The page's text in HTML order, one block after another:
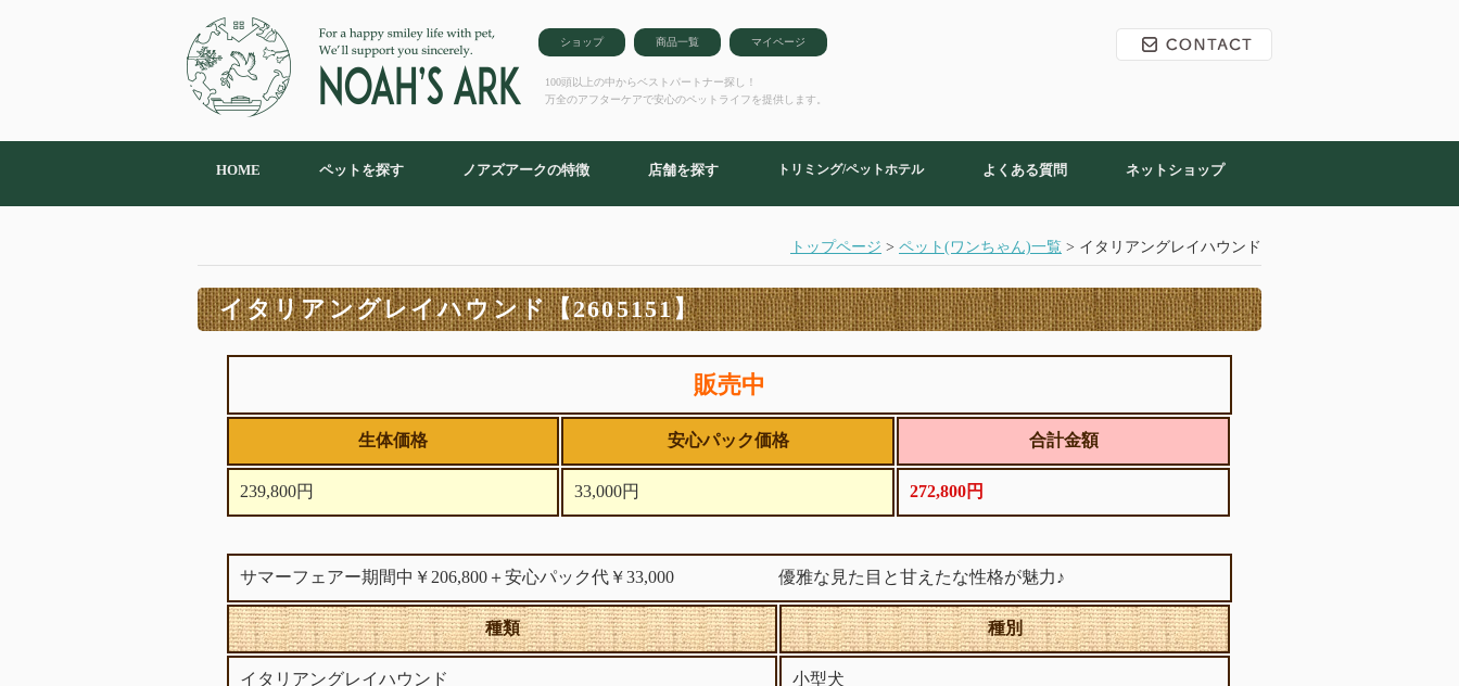
ショップ 商品一覧 マイページ
100頭以上の中からベストパートナー探し！
万全のアフターケアで安心のペットライフを提供します。
HOME ペットを探す ノアズアークの特徴 店舗を探す トリミング/ペットホテル よくある質問 ネットショップ
トップページ > ペット(ワンちゃん)一覧 > イタリアングレイハウンド
イタリアングレイハウンド【2605151】
販売中
生体価格 安心パック価格 合計金額
239,800円 33,000円 272,800円
サマーフェアー期間中￥206,800＋安心パック代￥33,000 優雅な見た目と甘えたな性格が魅力♪
種類 種別
イタリアングレイハウンド 小型犬